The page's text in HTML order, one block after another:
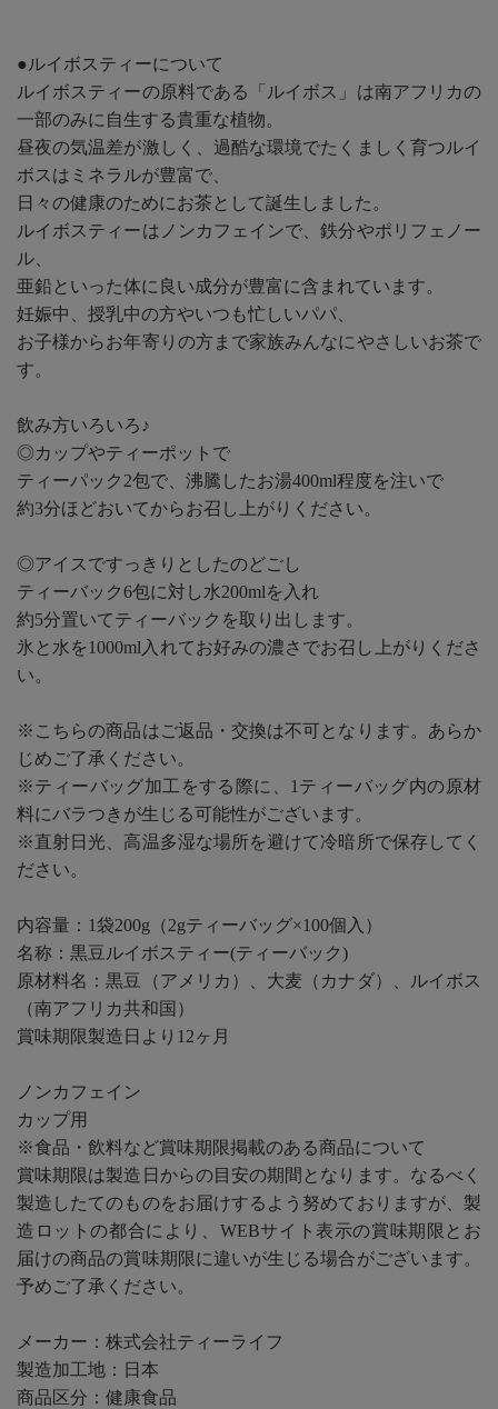
●ルイボスティーについて
ルイボスティーの原料である「ルイボス」は南アフリカの
一部のみに自生する貴重な植物。
昼夜の気温差が激しく、過酷な環境でたくましく育つルイ
ボスはミネラルが豊富で、
日々の健康のためにお茶として誕生しました。
ルイボスティーはノンカフェインで、鉄分やポリフェノー
ル、
亜鉛といった体に良い成分が豊富に含まれています。
妊娠中、授乳中の方やいつも忙しいパパ、
お子様からお年寄りの方まで家族みんなにやさしいお茶で
す。
飲み方いろいろ♪
◎カップやティーポットで
ティーパック2包で、沸騰したお湯400ml程度を注いで
約3分ほどおいてからお召し上がりください。
◎アイスですっきりとしたのどごし
ティーバック6包に対し水200mlを入れ
約5分置いてティーバックを取り出します。
氷と水を1000ml入れてお好みの濃さでお召し上がりくださ
い。
※こちらの商品はご返品・交換は不可となります。あらか
じめご了承ください。
※ティーバッグ加工をする際に、1ティーバッグ内の原材
料にバラつきが生じる可能性がございます。
※直射日光、高温多湿な場所を避けて冷暗所で保存してく
ださい。
内容量：1袋200g（2gティーバッグ×100個入）
名称：黒豆ルイボスティー(ティーバック)
原材料名：黒豆（アメリカ）、大麦（カナダ）、ルイボス
（南アフリカ共和国）
賞味期限製造日より12ヶ月
ノンカフェイン
カップ用
※食品・飲料など賞味期限掲載のある商品について
賞味期限は製造日からの目安の期間となります。なるべく
製造したてのものをお届けするよう努めておりますが、製
造ロットの都合により、WEBサイト表示の賞味期限とお
届けの商品の賞味期限に違いが生じる場合がございます。
予めご了承ください。
メーカー：株式会社ティーライフ
製造加工地：日本
商品区分：健康食品